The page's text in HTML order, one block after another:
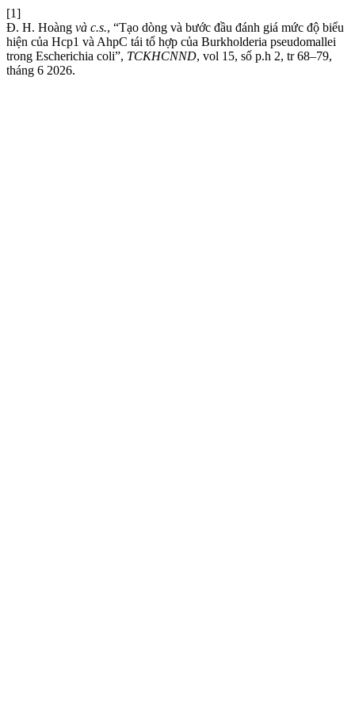
[1]
Đ. H. Hoàng và c.s., “Tạo dòng và bước đầu đánh giá mức độ biểu
hiện của Hcp1 và AhpC tái tổ hợp của Burkholderia pseudomallei
trong Escherichia coli”, TCKHCNND, vol 15, số p.h 2, tr 68–79,
tháng 6 2026.